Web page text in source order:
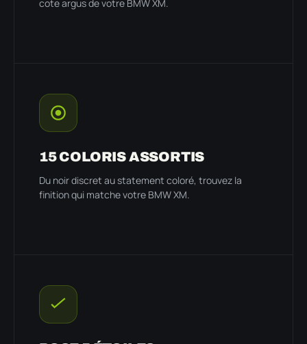
cote argus de votre BMW XM.
15 COLORIS ASSORTIS
Du noir discret au statement coloré, trouvez la
finition qui matche votre BMW XM.